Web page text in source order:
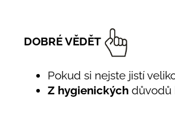
DOBRÉ VĚDĚT
Pokud si nejste jistí
Z hygienických důvodů